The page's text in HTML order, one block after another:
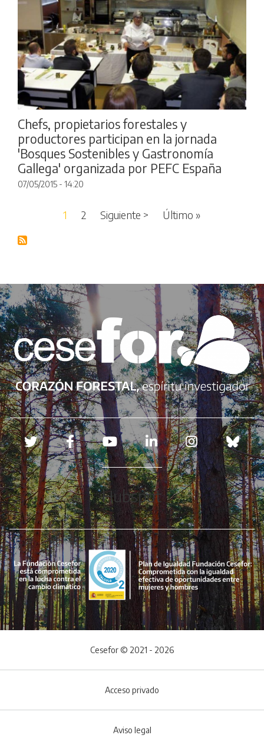
Chefs, propietarios forestales y
productores participan en la jornada
'Bosques Sostenibles y Gastronomía
Gallega' organizada por PEFC España
07/05/2015 - 14:20
Paginación
1 2 Siguiente > Siguiente página
Último »
Redes sociales
Hubspot
Cesefor © 2021 - 2026
Acceso privado
Aviso legal